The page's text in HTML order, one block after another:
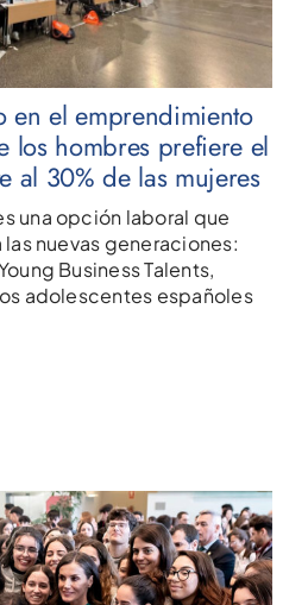
en el emprendimiento
los hombres prefiere el
al 30% de las mujeres
una opción laboral que
las nuevas generaciones:
Business Talents,
adolescentes españoles